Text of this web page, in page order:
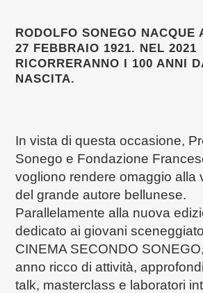
RODOLFO SONEGO NACQUE
27 FEBBRAIO 1921. NEL 2021
RICORRERANNO I 100 ANNI
NASCITA.
In vista di questa occasione,
Sonego e Fondazione
vogliono rendere omaggio alla
del grande autore bellunese.
Parallelamente alla nuova
dedicato ai giovani
CINEMA SECONDO
anno ricco di attività,
talk, masterclass e laboratori